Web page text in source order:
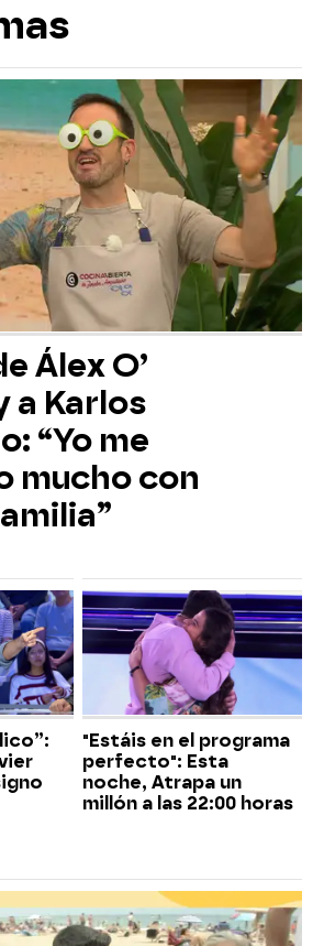
Álex O’
a Karlos
“Yo me
mucho con
"Estáis en el programa
perfecto": Esta
noche, Atrapa un
millón a las 22:00 horas